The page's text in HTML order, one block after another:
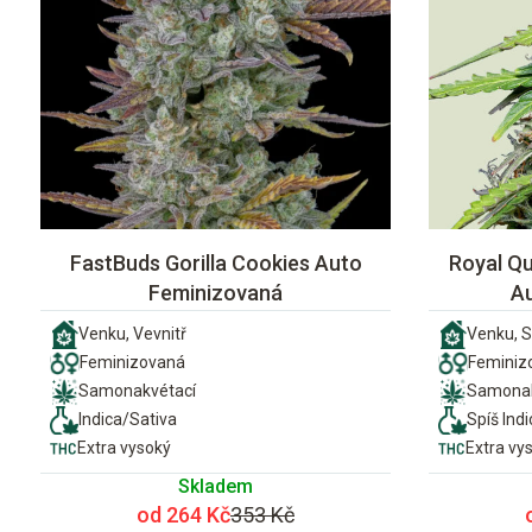
FastBuds Gorilla Cookies Auto
Feminizovaná
Venku, Vevnitř
Feminizovaná
Samonakvétací
Indica/Sativa
Extra vysoký
Skladem
od 264 Kč353 Kč
Royal
Venku,
Spíš
Extra